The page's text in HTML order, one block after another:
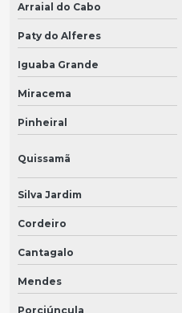
Arraial do Cabo
Paty do Alferes
Iguaba Grande
Miracema
Pinheiral
Quissamã
Silva Jardim
Cordeiro
Cantagalo
Mendes
Porciúncula